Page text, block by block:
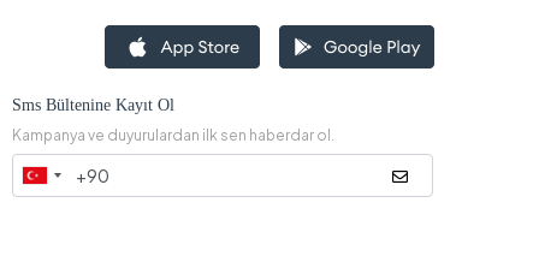
Sms Bültenine Kayıt Ol
Kampanya ve duyurulardan ilk sen haberdar ol.